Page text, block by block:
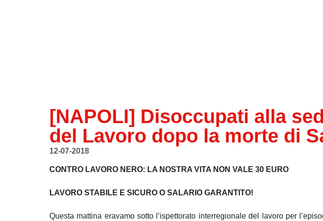
[NAPOLI] Disoccupati alla
del Lavoro dopo la morte di
12-07-2018
CONTRO LAVORO NERO: LA NOSTRA VITA NON VALE 30 EURO
LAVORO STABILE E SICURO O SALARIO GARANTITO!
Questa mattina eravamo sotto l’ispettorato interregionale del lavoro per